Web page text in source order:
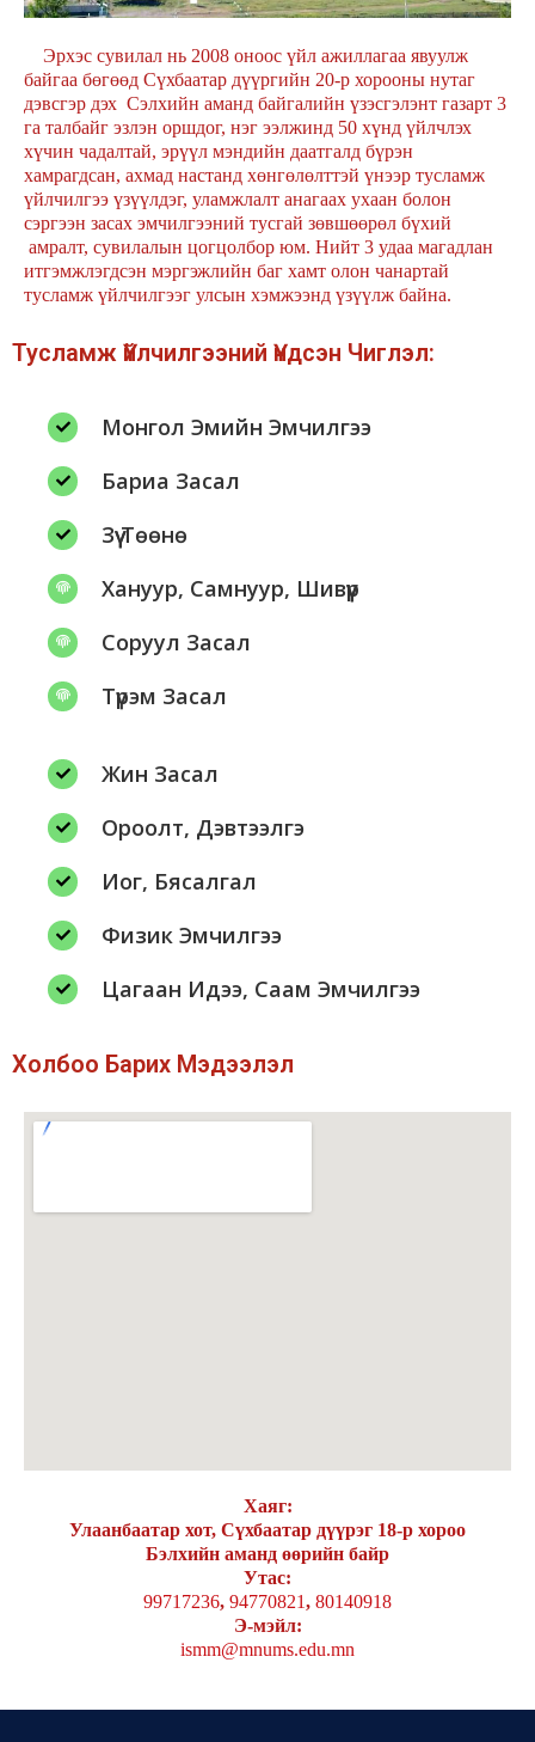
Эрхэс сувилал нь 2008 оноос үйл ажиллагаа явуулж
байгаа бөгөөд Сүхбаатар дүүргийн 20-р хорооны нутаг
дэвсгэр дэх Сэлхийн аманд байгалийн үзэсгэлэнт газарт 3
га талбайг эзлэн оршдог, нэг ээлжинд 50 хүнд үйлчлэх
хүчин чадалтай, эрүүл мэндийн даатгалд бүрэн
хамрагдсан, ахмад настанд хөнгөлөлттэй үнээр тусламж
үйлчилгээ үзүүлдэг, уламжлалт анагаах ухаан болон
сэргээн засах эмчилгээний тусгай зөвшөөрөл бүхий
амралт, сувилалын цогцолбор юм. Нийт 3 удаа магадлан
итгэмжлэгдсэн мэргэжлийн баг хамт олон чанартай
тусламж үйлчилгээг улсын хэмжээнд үзүүлж байна.
Тусламж Үйлчилгээний Үндсэн Чиглэл:
Монгол Эмийн Эмчилгээ
Бариа Засал
Зүү Төөнө
Хануур, Самнуур, Шивүүр
Соруул Засал
Түрэм Засал
Жин Засал
Ороолт, Дэвтээлгэ
Иог, Бясалгал
Физик Эмчилгээ
Цагаан Идээ, Саам Эмчилгээ
Холбоо Барих Мэдээлэл
Хаяг:
Улаанбаатар хот, Сүхбаатар дүүрэг 18-р хороо
Бэлхийн аманд өөрийн байр
Утас:
99717236, 94770821, 80140918
Э-мэйл:
ismm@mnums.edu.mn